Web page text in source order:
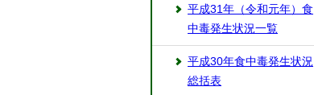
平成31年（令和元年）食
中毒発生状況一覧
平成30年食中毒発生状況
総括表